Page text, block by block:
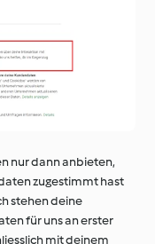
nur dann anbieten,
zugestimmt hast
stehen deine
für uns an erster
mit deinem